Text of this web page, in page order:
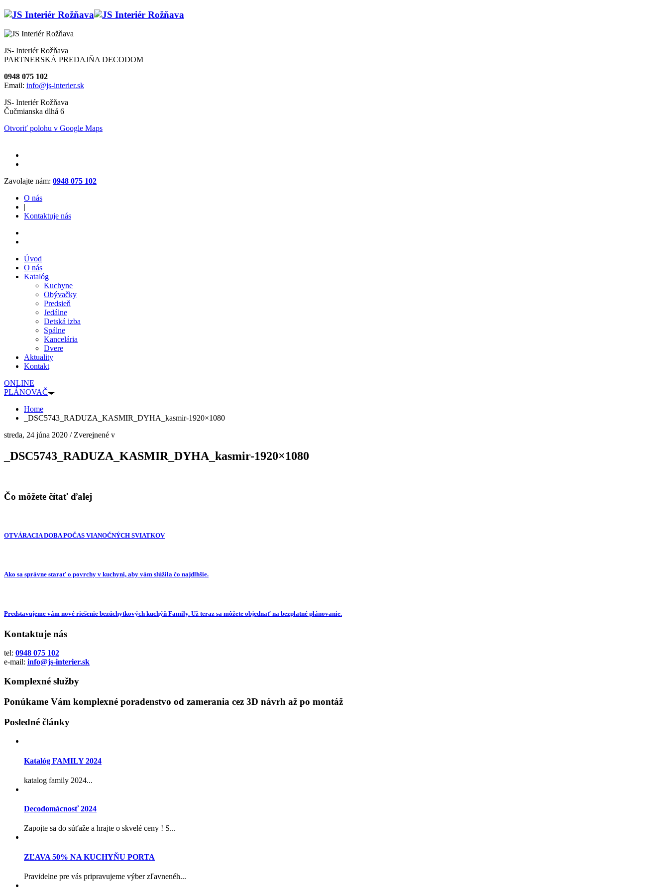
JS- Interiér Rožňava
PARTNERSKÁ PREDAJŇA DECODOM
0948 075 102
Email: info@js-interier.sk
JS- Interiér Rožňava
Čučmianska dlhá 6
Otvoriť polohu v Google Maps
Zavolajte nám: 0948 075 102
O nás
|
Kontaktuje nás
Úvod
O nás
Katalóg
Kuchyne
Obývačky
Predsieň
Jedálne
Detská izba
Spálne
Kancelária
Dvere
Aktuality
Kontakt
ONLINE
PLÁNOVAČ
Home
_DSC5743_RADUZA_KASMIR_DYHA_kasmir-1920×1080
streda, 24 júna 2020 /Zverejnené v
_DSC5743_RADUZA_KASMIR_DYHA_kasmir-1920×1080
Čo môžete čítať ďalej
OTVÁRACIA DOBA POČAS VIANOČNÝCH SVIATKOV
Ako sa správne starať o povrchy v kuchyni, aby vám slúžila čo najdlhšie.
Predstavujeme vám nové riešenie bezúchytkových kuchýň Family. Už teraz sa môžete objednať na bezplatné plánovanie.
Kontaktuje nás
tel: 0948 075 102
e-mail: info@js-interier.sk
Komplexné služby
Ponúkame Vám komplexné poradenstvo od zamerania cez 3D návrh až po montáž
Posledné články
Katalóg FAMILY 2024
katalog family 2024...
Decodomácnosť 2024
Zapojte sa do súťaže a hrajte o skvelé ceny ! S...
ZĽAVA 50% NA KUCHYŇU PORTA
Pravidelne pre vás pripravujeme výber zľavnenéh...